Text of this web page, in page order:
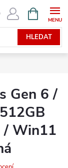
HLEDAT
NÁKUPNÍ
KOŠÍK
Gen 6 /
/ Win11